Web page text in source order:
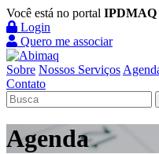
Você está no portal IPDMAQ
Login
Quero me associar
Sobre Nossos Serviços
Contato
Agenda